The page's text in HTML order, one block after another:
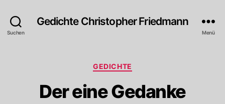
Suchen
Gedichte Christopher Friedmann
Menü
Kategorien
GEDICHTE
Der eine Gedanke